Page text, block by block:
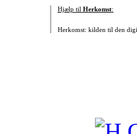
Hjælp til Herkomst:
Herkomst: kilden til den